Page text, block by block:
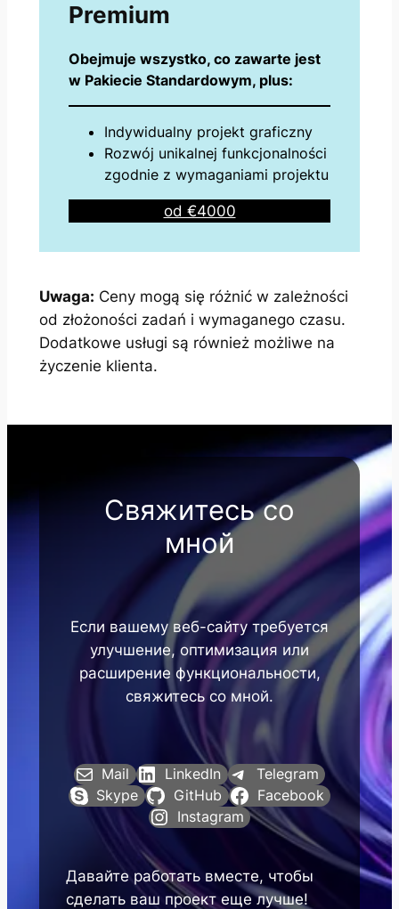
Premium
Obejmuje wszystko, co zawarte jest
w Pakiecie Standardowym, plus:
Indywidualny projekt graficzny
Rozwój unikalnej funkcjonalności
zgodnie z wymaganiami projektu
od €4000
Uwaga: Ceny mogą się różnić w zależności
od złożoności zadań i wymaganego czasu.
Dodatkowe usługi są również możliwe na
życzenie klienta.
Свяжитесь со
мной
Если вашему веб-сайту требуется
улучшение, оптимизация или
расширение функциональности,
свяжитесь со мной.
Mail LinkedIn
Telegram
Skype
GitHub
Facebook
Instagram
Давайте работать вместе, чтобы
сделать ваш проект еще лучше!